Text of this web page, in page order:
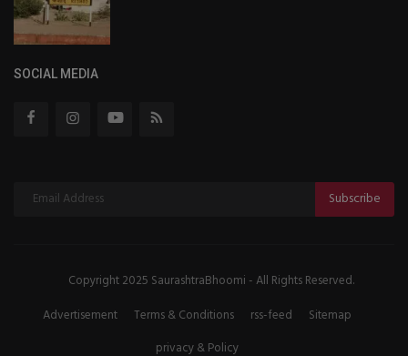
SOCIAL MEDIA
Subscribe
Copyright 2025 SaurashtraBhoomi - All Rights Reserved.
Advertisement
Terms & Conditions rss-feed
Sitemap
privacy & Policy